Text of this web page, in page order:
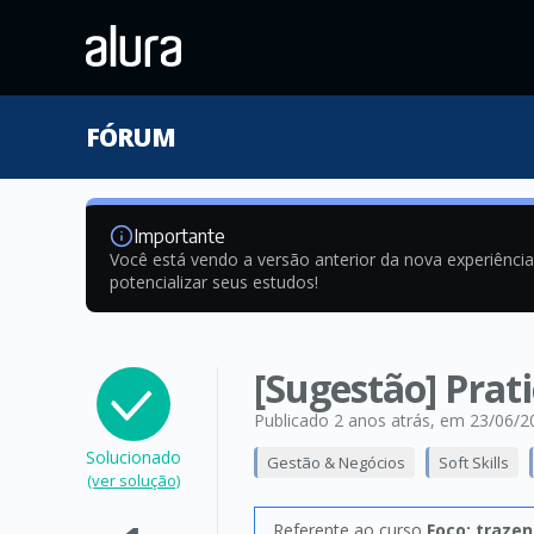
FÓRUM
Importante
Você está vendo a versão anterior da nova
potencializar seus estudos!
Solucionado
(ver solução)
[Sugestão]
Publicado 2 anos atrás, em 23/06/
Gestão & Negócios Soft Skills